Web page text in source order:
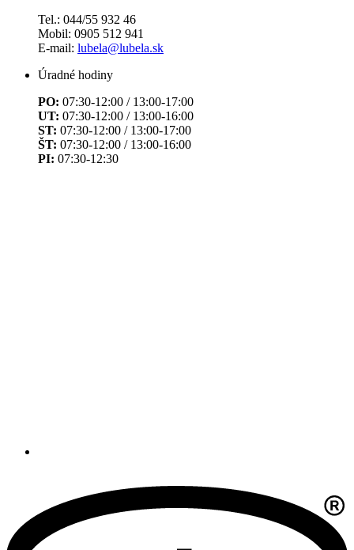
Tel.: 044/55 932 46
Mobil: 0905 512 941
E-mail: lubela@lubela.sk
Úradné hodiny
PO: 07:30-12:00 / 13:00-17:00
UT: 07:30-12:00 / 13:00-16:00
ST: 07:30-12:00 / 13:00-17:00
ŠT: 07:30-12:00 / 13:00-16:00
PI: 07:30-12:30